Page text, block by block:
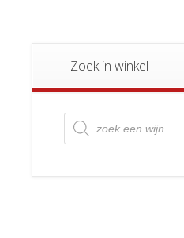
Zoek in winkel
Producten
zoeken